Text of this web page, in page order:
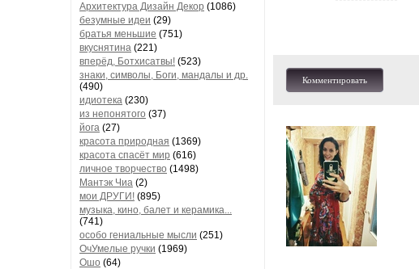
Архитектура Дизайн Декор (1086)
безумные идеи (29)
братья меньшие (751)
вкуснятина (221)
вперёд, Ботхисатвы! (523)
знаки, символы, Боги, мандалы и др.
(490)
идиотека (230)
из непонятого (37)
йога (27)
красота природная (1369)
красота спасёт мир (616)
личное творчество (1498)
Мантэк Чиа (2)
мои ДРУГИ! (895)
музыка, кино, балет и керамика...
(741)
особо гениальные мысли (251)
ОчУмелые ручки (1969)
Ошо (64)
Комментировать